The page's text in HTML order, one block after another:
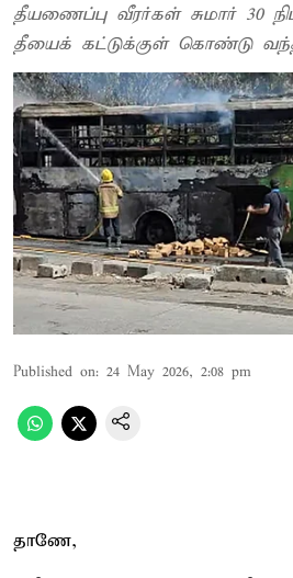
தீயணைப்பு வீரர்கள் சுமார் 30
தீயைக் கட்டுக்குள் கொண்டு
Published on: 24 May 2026, 2:08 pm
தாணே,